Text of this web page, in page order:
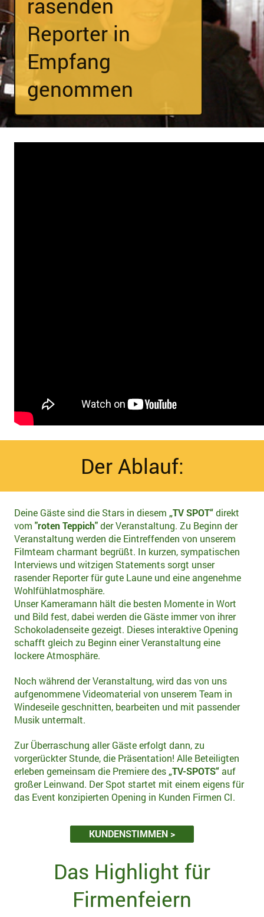
rasenden
Reporter in
Empfang
genommen
Der Ablauf:
Deine Gäste sind die Stars in diesem „TV SPOT“direkt
vom "roten Teppich"der Veranstaltung. Zu Beginn der
Veranstaltung werden die Eintreffenden von unserem
Filmteam charmant begrüßt. In kurzen, sympatischen
Interviews und witzigen Statements sorgt unser
rasender Reporter für gute Laune und eine angenehme
Wohlfühlatmosphäre.
Unser Kameramann hält die besten Momente in Wort
und Bild fest, dabei werden die Gäste immer von ihrer
Schokoladenseite gezeigt. Dieses interaktive Opening
schafft gleich zu Beginn einer Veranstaltung eine
lockere Atmosphäre.
Noch während der Veranstaltung, wird das von uns
aufgenommene Videomaterial von unserem Team in
Windeseile geschnitten, bearbeiten und mit passender
Musik untermalt.
Zur Überraschung aller Gäste erfolgt dann, zu
vorgerückter Stunde, die Präsentation! Alle Beteiligten
erleben gemeinsam die Premiere des„TV-SPOTS“auf
großer Leinwand. Der Spot startet mit einem eigens für
das Event konzipierten Opening in Kunden Firmen CI.
KUNDENSTIMMEN >
Das Highlight für
Firmenfeiern